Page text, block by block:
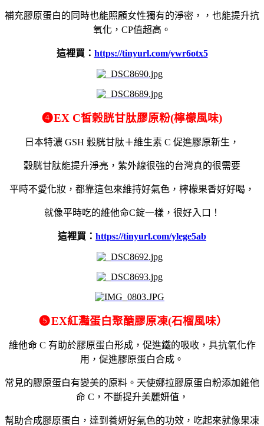
補充膠原蛋白的同時也能照顧女性獨有的淨密，
，也能提升抗
氧化， CP值超高。
這裡買： https://tinyurl.com/ywr6otx5
❹EX C皙榖胱甘肽膠原粉(檸檬風味)
日本特濃 GSH 穀胱甘肽＋維生素 C 促進膠原新生，
穀胱甘肽能提升淨亮，紫外線很強的台灣真的很需要
平時不愛化妝，都靠這包來維持好氣色，檸檬果香好好喝，
就像平時吃的維他命C錠一樣，很好入口！
這裡買： https://tinyurl.com/ylege5ab
❺EX紅灩蛋白聚醣膠原凍(石榴風味）
維他命 C 有助於膠原蛋白形成，促進鐵的吸收，具抗氧化作
用，促進膠原蛋白合成。
常見的膠原蛋白有變美的原料。天使娜拉膠原蛋白粉添加維他
命 C，不斷提升美麗妍值 ，
幫助合成膠原蛋白，達到養妍好氣色的功效，吃起來就像果凍